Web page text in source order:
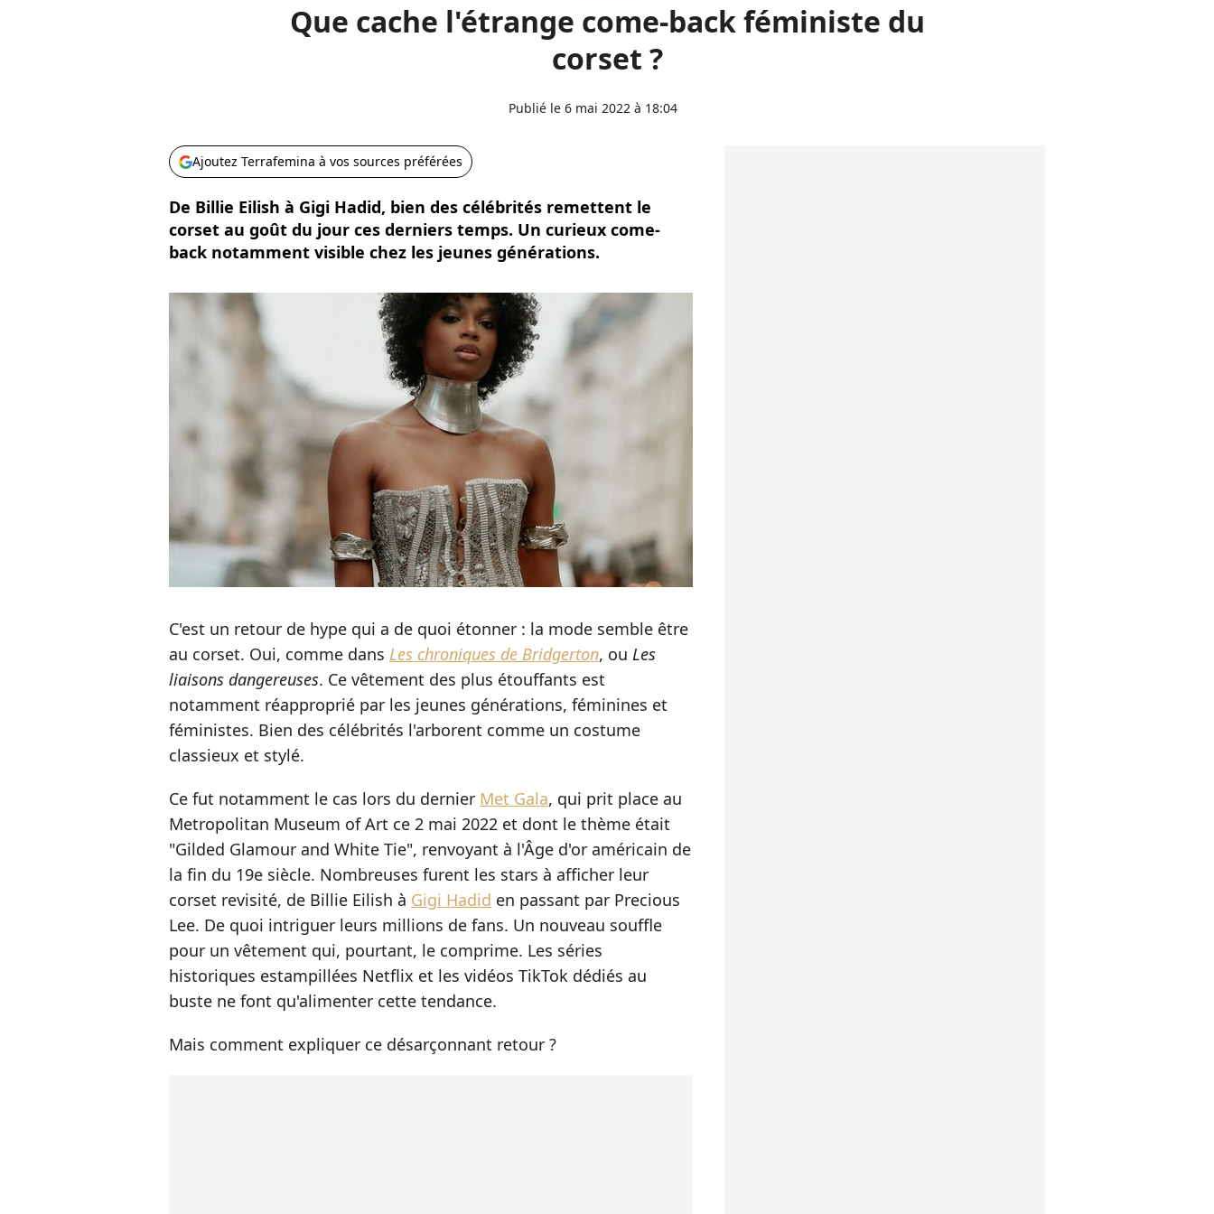
Que cache l'étrange come-back féministe du
corset ?
Publié le 6 mai 2022 à 18:04
Ajoutez Terrafemina à vos sources préférées
De Billie Eilish à Gigi Hadid, bien des célébrités remettent le
corset au goût du jour ces derniers temps. Un curieux come-
back notamment visible chez les jeunes générations.
C'est un retour de hype qui a de quoi étonner : la mode semble être
au corset. Oui, comme dans Les chroniques de Bridgerton, ou Les
liaisons dangereuses. Ce vêtement des plus étouffants est
notamment réapproprié par les jeunes générations, féminines et
féministes. Bien des célébrités l'arborent comme un costume
classieux et stylé.
Ce fut notamment le cas lors du dernier Met Gala, qui prit place au
Metropolitan Museum of Art ce 2 mai 2022 et dont le thème était
"Gilded Glamour and White Tie", renvoyant à l'Âge d'or américain de
la fin du 19e siècle. Nombreuses furent les stars à afficher leur
corset revisité, de Billie Eilish à Gigi Hadid en passant par Precious
Lee. De quoi intriguer leurs millions de fans. Un nouveau souffle
pour un vêtement qui, pourtant, le comprime. Les séries
historiques estampillées Netflix et les vidéos TikTok dédiés au
buste ne font qu'alimenter cette tendance.
Mais comment expliquer ce désarçonnant retour ?